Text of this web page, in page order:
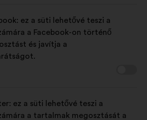
ez a süti lehetővé teszi a
a Facebook-on történő
és javítja a
ez a süti lehetővé teszi a
a tartalmak megosztását a